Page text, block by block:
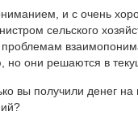
и с очень
сельского
они решаются в
вы получили денег на